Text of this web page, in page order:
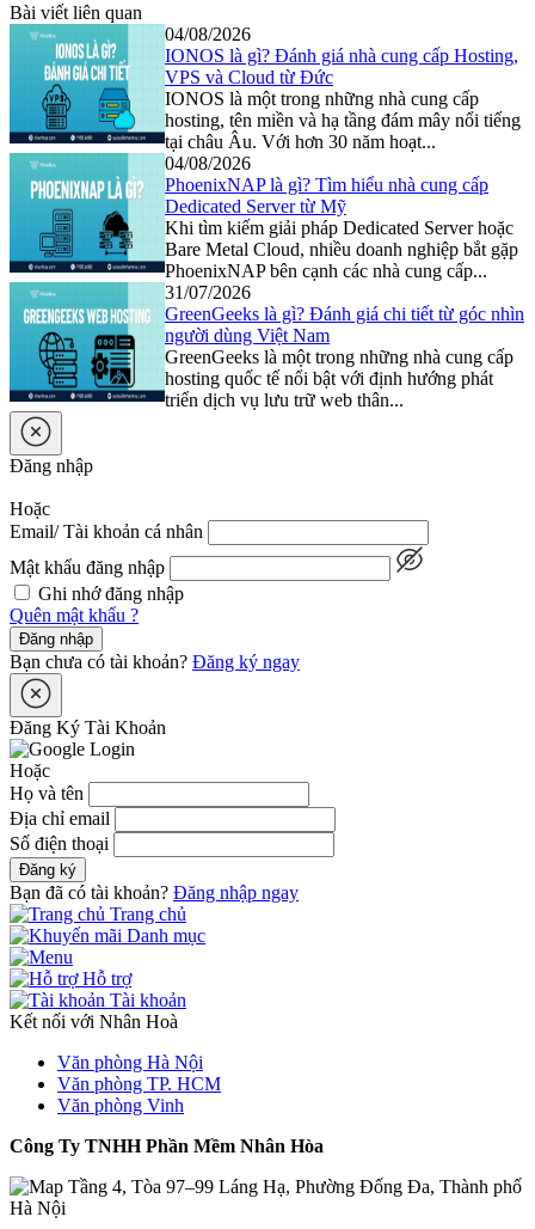
Bài viết liên quan
04/08/2026
IONOS là gì? Đánh giá nhà cung cấp Hosting,
VPS và Cloud từ Đức
IONOS là một trong những nhà cung cấp
hosting, tên miền và hạ tầng đám mây nổi tiếng
tại châu Âu. Với hơn 30 năm hoạt...
04/08/2026
PhoenixNAP là gì? Tìm hiểu nhà cung cấp
Dedicated Server từ Mỹ
Khi tìm kiếm giải pháp Dedicated Server hoặc
Bare Metal Cloud, nhiều doanh nghiệp bắt gặp
PhoenixNAP bên cạnh các nhà cung cấp...
31/07/2026
GreenGeeks là gì? Đánh giá chi tiết từ góc nhìn
người dùng Việt Nam
GreenGeeks là một trong những nhà cung cấp
hosting quốc tế nổi bật với định hướng phát
triển dịch vụ lưu trữ web thân...
Đăng nhập
Hoặc
Email/ Tài khoản cá nhân
Mật khẩu đăng nhập
Ghi nhớ đăng nhập
Quên mật khẩu ?
Đăng nhập
Bạn chưa có tài khoản? Đăng ký ngay
Đăng Ký Tài Khoản
Hoặc
Họ và tên
Địa chỉ email
Số điện thoại
Đăng ký
Bạn đã có tài khoản? Đăng nhập ngay
Trang chủ
Danh mục
Hỗ trợ
Tài khoản
Kết nối với Nhân Hoà
Văn phòng Hà Nội
Văn phòng TP. HCM
Văn phòng Vinh
Công Ty TNHH Phần Mềm Nhân Hòa
Tầng 4, Tòa 97–99 Láng Hạ, Phường Đống Đa, Thành phố
Hà Nội